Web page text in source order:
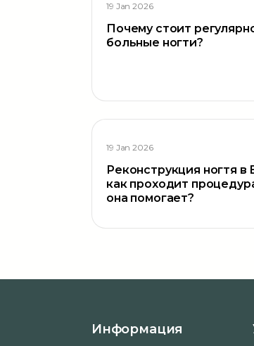
19 Jan 2026
Почему стоит
больные ногти?
19 Jan 2026
Реконструкция ногтя в
как проходит
она помогает?
Информация